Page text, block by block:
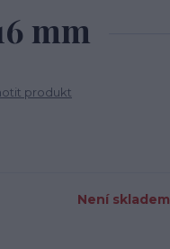
mm
produkt
Není skladem